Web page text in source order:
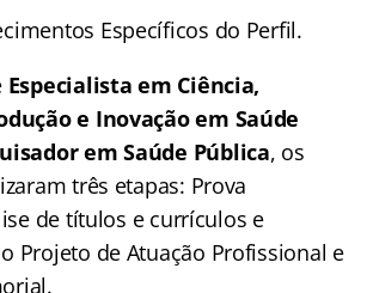
Específicos do Perfil.
Especialista em Ciência,
e Inovação em Saúde
em Saúde Pública, os
três etapas: Prova
de títulos e currículos e
Projeto de Atuação Profissional e